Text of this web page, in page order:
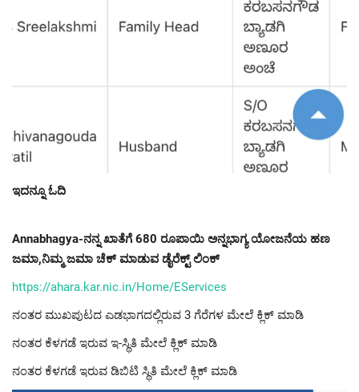
ಇದನ್ನೂ ಓದಿ
Annabhagya-ನನ್ನ ಖಾತೆಗೆ 680 ರೂಪಾಯಿ ಅನ್ನಭಾಗ್ಯ ಯೋಜನೆಯ ಹಣ
ಜಮಾ,ನಿಮ್ಮ ಜಮಾ ಚೆಕ್ ಮಾಡುವ ಡೈರೆಕ್ಟ್ ಲಿಂಕ್
https://ahara.kar.nic.in/Home/EServices
ನಂತರ ಮುಖಪುಟದ ಎಡಭಾಗದಲ್ಲಿರುವ 3 ಗೆರೆಗಳ ಮೇಲೆ ಕ್ಲಿಕ್ ಮಾಡಿ
ನಂತರ ಕೆಳಗಡೆ ಇರುವ ಇ-ಸ್ಥಿತಿ ಮೇಲೆ ಕ್ಲಿಕ್ ಮಾಡಿ
ನಂತರ ಕೆಳಗಡೆ ಇರುವ ಡಿಬಿಟಿ ಸ್ಥಿತಿ ಮೇಲೆ ಕ್ಲಿಕ್ ಮಾಡಿ